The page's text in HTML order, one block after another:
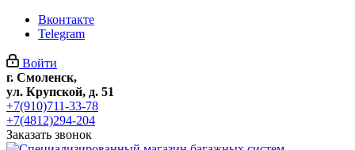
Вконтакте
Telegram
Войти
г. Смоленск,
ул. Крупской, д. 51
+7(910)711-33-78
+7(4812)294-204
Заказать звонок